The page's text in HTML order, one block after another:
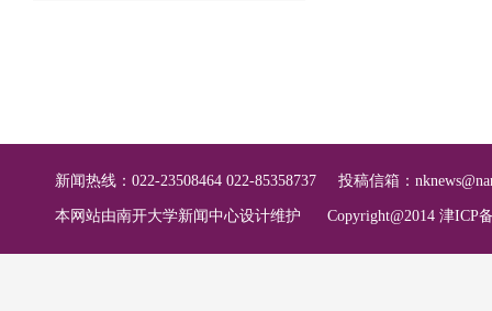
新闻热线：022-23508464 022-85358737 投稿信箱：
本网站由南开大学新闻中心设计维护 Copyright@2014 津ICP